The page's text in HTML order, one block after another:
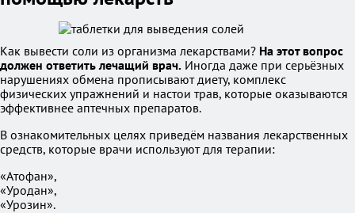
Как вывести соли из организма лекарствами? На этот вопрос
должен ответить лечащий врач. Иногда даже при серьёзных
нарушениях обмена прописывают диету, комплекс
физических упражнений и настои трав, которые оказываются
эффективнее аптечных препаратов.
В ознакомительных целях приведём названия лекарственных
средств, которые врачи используют для терапии:
«Атофан»,
«Уродан»,
«Урозин».